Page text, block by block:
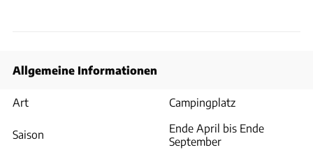
Allgemeine Informationen
Art Campingplatz
Saison
Ende April bis Ende
September